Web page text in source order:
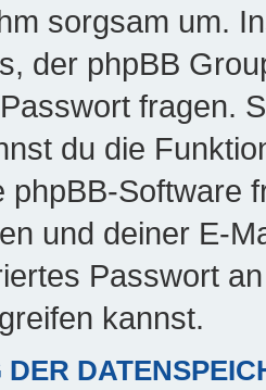
sorgsam um.
der phpBB
fragen.
du die
phpBB-Software
und deiner E-
Passwort
kannst.
DER